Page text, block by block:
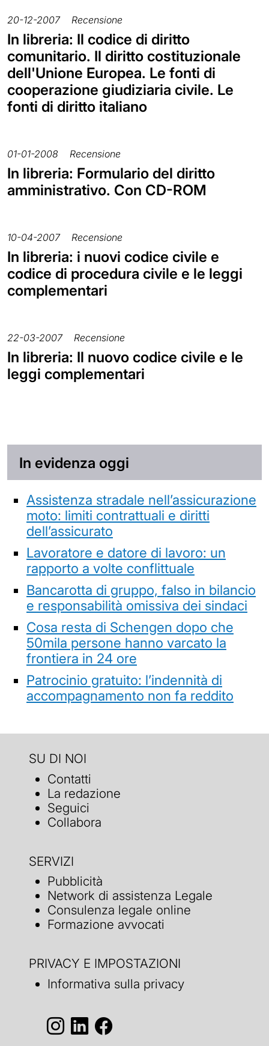
20-12-2007 Recensione
In libreria: Il codice di diritto
comunitario. Il diritto costituzionale
dell'Unione Europea. Le fonti di
cooperazione giudiziaria civile. Le
fonti di diritto italiano
01-01-2008 Recensione
In libreria: Formulario del diritto
amministrativo. Con CD-ROM
10-04-2007 Recensione
In libreria: i nuovi codice civile e
codice di procedura civile e le leggi
complementari
22-03-2007 Recensione
In libreria: Il nuovo codice civile e le
leggi complementari
In evidenza oggi
Assistenza stradale nell’assicurazione
moto: limiti contrattuali e diritti
dell’assicurato
Lavoratore e datore di lavoro: un
rapporto a volte conflittuale
Bancarotta di gruppo, falso in bilancio
e responsabilità omissiva dei sindaci
Cosa resta di Schengen dopo che
50mila persone hanno varcato la
frontiera in 24 ore
Patrocinio gratuito: l’indennità di
accompagnamento non fa reddito
SU DI NOI
Contatti
La redazione
Seguici
Collabora
SERVIZI
Pubblicità
Network di assistenza Legale
Consulenza legale online
Formazione avvocati
PRIVACY E IMPOSTAZIONI
Informativa sulla privacy